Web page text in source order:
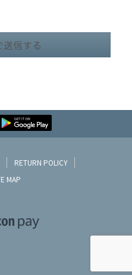
RETURN POLICY
MAP